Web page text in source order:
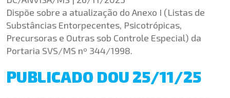
Dispõe sobre a atualização do Anexo I (Listas de
Substâncias Entorpecentes, Psicotrópicas,
Precursoras e Outras sob Controle Especial) da
Portaria SVS/MS nº 344/1998.
PUBLICADO DOU 25/11/25